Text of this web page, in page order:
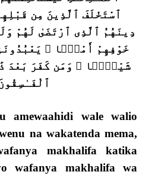
ٱسْتَخْلَفَ ٱلَّذِينَ مِن
دِينَهُمُ ٱلَّذِى ٱرْتَضَىٰ لَهُمْ
خَوْفِهِمْ أَمْنًۭا
شَيْـًۭٔا ۚ وَمَن كَفَرَ بَعْدَ
amewaahidi wale walio
na wakatenda mema,
makhalifa katika
wafanya makhalifa wa